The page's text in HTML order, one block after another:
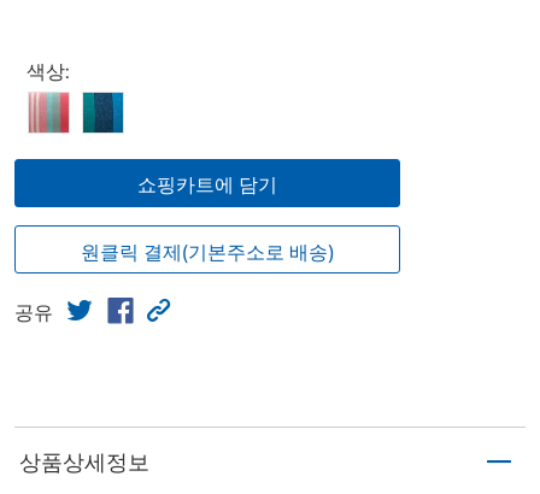
Select product
색상:
쇼핑카트에 담기
원클릭 결제(기본주소로 배송)
공유
상품상세정보